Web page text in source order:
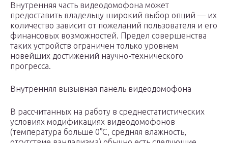
Внутренняя часть видеодомофона может
предоставить владельцу широкий выбор опций — их
количество зависит от пожеланий пользователя и его
финансовых возможностей. Предел совершенства
таких устройств ограничен только уровнем
новейших достижений научно-технического
прогресса.
Внутренняя вызывная панель видеодомофона
В рассчитанных на работу в среднестатистических
условиях модификациях видеодомофонов
(температура больше 0°C, средняя влажность,